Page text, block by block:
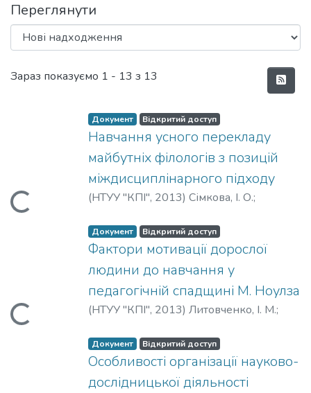
Переглянути
Нові надходження
Зараз показуємо 1 - 13 з 13
Вантажиться...
Документ Відкритий доступ
Навчання усного перекладу
майбутніх філологів з позицій
міждисциплінарного підходу
(НТУУ "КПІ", 2013) Сімкова, І. О.;
Вантажиться...
Документ Відкритий доступ
Фактори мотивації дорослої
людини до навчання у
педагогічній спадщині М. Ноулза
(НТУУ "КПІ", 2013) Литовченко, І. М.;
Документ Відкритий доступ
Особливості організації науково-
дослідницької діяльності